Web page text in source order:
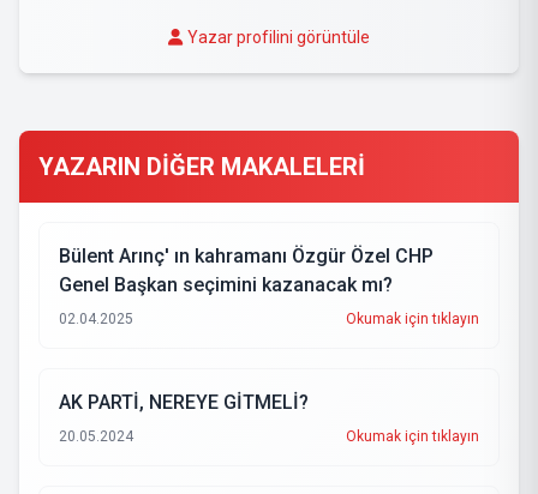
Yazar profilini görüntüle
YAZARIN DİĞER MAKALELERİ
Bülent Arınç' ın kahramanı Özgür Özel CHP
Genel Başkan seçimini kazanacak mı?
02.04.2025 Okumak için tıklayın
AK PARTİ, NEREYE GİTMELİ?
20.05.2024 Okumak için tıklayın